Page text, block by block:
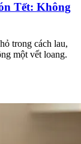
Tết: Không
trong cách lau,
một vết loang.